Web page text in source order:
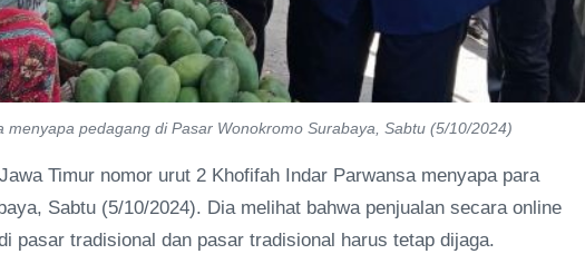
pedagang di Pasar Wonokromo Surabaya, Sabtu (5/10/2024)
Timur nomor urut 2 Khofifah Indar Parwansa menyapa para
Sabtu (5/10/2024). Dia melihat bahwa penjualan secara online
pasar tradisional dan pasar tradisional harus tetap dijaga.